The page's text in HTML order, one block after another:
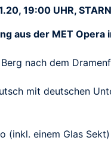
19:00 UHR,
aus der MET Opera
nach dem
mit deutschen
(inkl. einem Glas Sekt)